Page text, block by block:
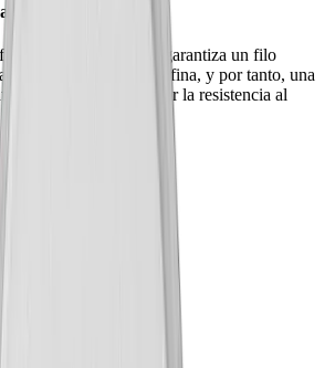
la piedra extrafina garantiza un filo
a su granulación extrafina, y por tanto, una
más lisa la hoja, menor la resistencia al